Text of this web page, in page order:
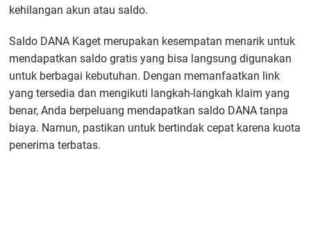
kehilangan akun atau saldo.
Saldo DANA Kaget merupakan kesempatan menarik untuk
mendapatkan saldo gratis yang bisa langsung digunakan
untuk berbagai kebutuhan. Dengan memanfaatkan link
yang tersedia dan mengikuti langkah-langkah klaim yang
benar, Anda berpeluang mendapatkan saldo DANA tanpa
biaya. Namun, pastikan untuk bertindak cepat karena kuota
penerima terbatas.